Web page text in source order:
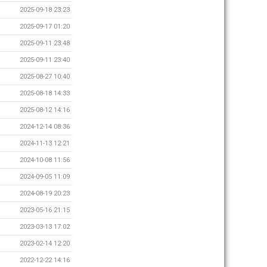
2025-09-18 23:23
2025-09-17 01:20
2025-09-11 23:48
2025-09-11 23:40
2025-08-27 10:40
2025-08-18 14:33
2025-08-12 14:16
2024-12-14 08:36
2024-11-13 12:21
2024-10-08 11:56
2024-09-05 11:09
2024-08-19 20:23
2023-05-16 21:15
2023-03-13 17:02
2023-02-14 12:20
2022-12-22 14:16